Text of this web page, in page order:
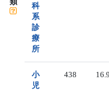
科
系
診
療
所
小
児
438